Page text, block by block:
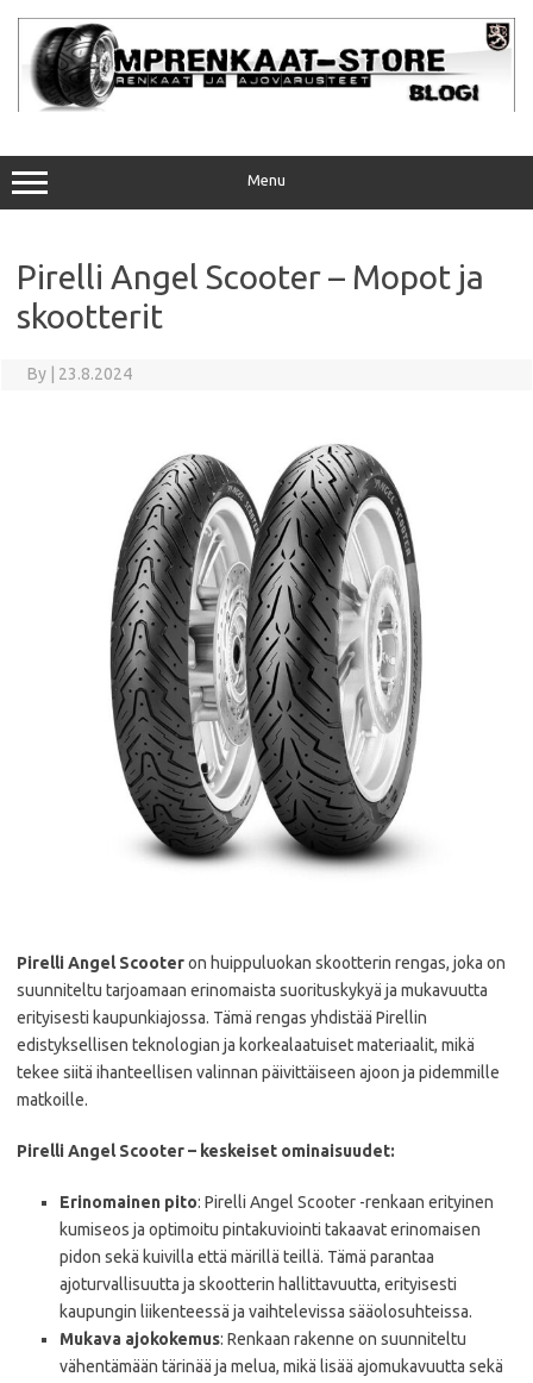
content
Menu
Pirelli Angel Scooter – Mopot ja
skootterit
By 23.8.2024
Pirelli Angel Scooteron huippuluokan skootterin rengas, joka on
suunniteltu tarjoamaan erinomaista suorituskykyä ja mukavuutta
erityisesti kaupunkiajossa. Tämä rengas yhdistää Pirellin
edistyksellisen teknologian ja korkealaatuiset materiaalit, mikä
tekee siitä ihanteellisen valinnan päivittäiseen ajoon ja pidemmille
matkoille.
Pirelli Angel Scooter – keskeiset ominaisuudet:
Erinomainen pito: Pirelli Angel Scooter -renkaan erityinen
kumiseos ja optimoitu pintakuviointi takaavat erinomaisen
pidon sekä kuivilla että märillä teillä. Tämä parantaa
ajoturvallisuutta ja skootterin hallittavuutta, erityisesti
kaupungin liikenteessä ja vaihtelevissa sääolosuhteissa.
Mukava ajokokemus: Renkaan rakenne on suunniteltu
vähentämään tärinää ja melua, mikä lisää ajomukavuutta sekä